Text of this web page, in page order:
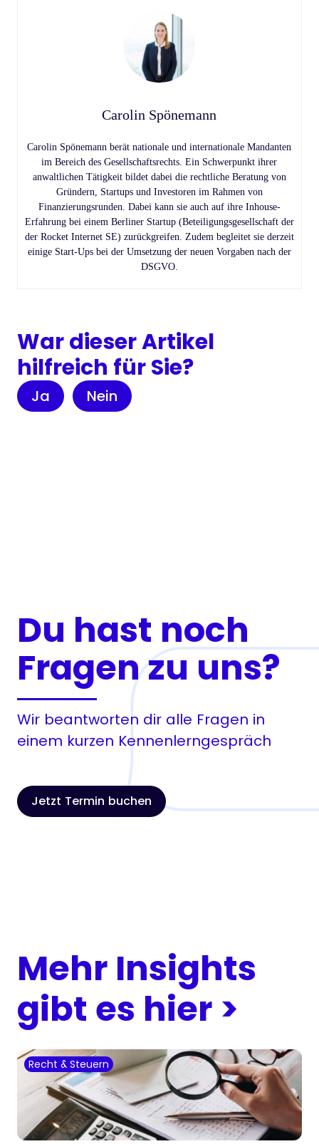
Carolin Spönemann
Carolin Spönemann berät nationale und internationale Mandanten
im Bereich des Gesellschaftsrechts. Ein Schwerpunkt ihrer
anwaltlichen Tätigkeit bildet dabei die rechtliche Beratung von
Gründern, Startups und Investoren im Rahmen von
Finanzierungsrunden. Dabei kann sie auch auf ihre Inhouse-
Erfahrung bei einem Berliner Startup (Beteiligungsgesellschaft der
der Rocket Internet SE) zurückgreifen. Zudem begleitet sie derzeit
einige Start-Ups bei der Umsetzung der neuen Vorgaben nach der
DSGVO.
War dieser Artikel
hilfreich für Sie?
Ja Nein
Du hast noch
Fragen zu uns?
Wir beantworten dir alle Fragen in
einem kurzen Kennenlerngespräch
Jetzt Termin buchen
Mehr Insights
gibt es hier >
Recht & Steuern